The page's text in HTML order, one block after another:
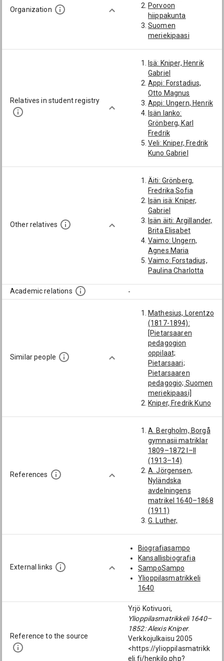
Organization
Porvoon
hiippakunta
Suomen
meriekipaasi
Relatives in student registry
Isä: Kniper, Henrik
Gabriel
Appi: Forstadius,
Otto Magnus
Appi: Ungern, Henrik
Isän lanko:
Grönberg, Karl
Fredrik
Veli: Kniper, Fredrik
Kuno Gabriel
Other relatives
Äiti: Grönberg,
Fredrika Sofia
Isän isä: Kniper,
Gabriel
Isän äiti: Argillander,
Brita Elisabet
Vaimo: Ungern,
Agnes Maria
Vaimo: Forstadius,
Paulina Charlotta
Johanna Gustava
Academic relations -
Similar people
Mathesius, Lorentzo
(1817-1894):
[Pietarsaaren
pedagogion
oppilaat;
Pietarsaari;
Pietarsaaren
pedagogio; Suomen
meriekipaasi]
Kniper, Fredrik Kuno
yläalkeiskoulun
oppilas 23.8.1842 -
1844; Pietarsaaren
pedagogion oppilas
1839; Pietarsaaren
pedagogion
oppilaat; Porvoon
yläalkeiskoulun
oppilaat;
Pietarsaari;
Pietarsaaren
Sneckendal, Johan
(1761-1803):
[Pietarsaaren
pedagogion
oppilaat;
Pietarsaari;
Pietarsaaren
pedagogio]
Uhrlander, Tobias
(1715-1753):
[Pietarsaaren
References
A. Bergholm, Borgå
gymnasii matriklar
1809–1872 I–II
(1913–14)
A. Jörgensen,
Nyländska
avdelningens
matrikel 1640–1868
(1911)
G. Luther,
SSLS 620 (2000)
HYKA TTA Ba,
Teologisen
tiedekunnan
nimikirja 1847–75
HYKA, Album 1817–
65
KA Collianderin
kokoelma, Suomen
kirkon
paimenmuisto
External links
Biografiasampo
Kansallisbiografia
SampoSampo
Ylioppilasmatrikkeli
1640
Reference to the source
Yrjö Kotivuori,
Ylioppilasmatrikkeli 1640–
1852: Alexis Kniper.
Verkkojulkaisu 2005
<https://ylioppilasmatrikk
eli.fi/henkilo.php?